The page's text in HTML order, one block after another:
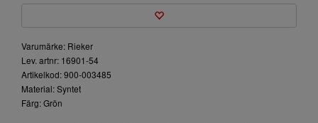
Varumärke: Rieker
Lev. artnr: 16901-54
Artikelkod: 900-003485
Material: Syntet
Färg: Grön